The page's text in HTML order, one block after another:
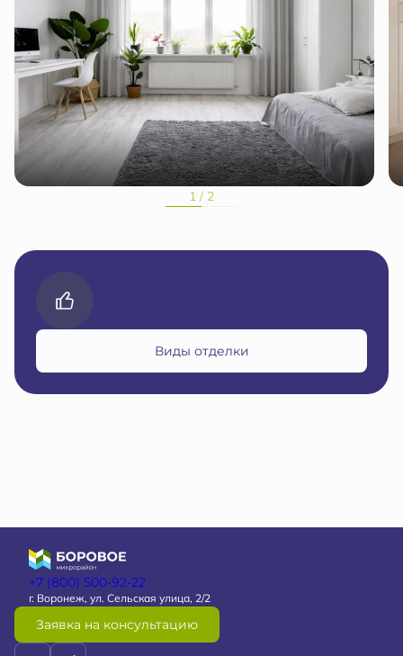
1 / 2
Виды отделки
+7 (800) 500-92-22
г. Воронеж, ул. Сельская улица, 2/2
Заявка на консультацию